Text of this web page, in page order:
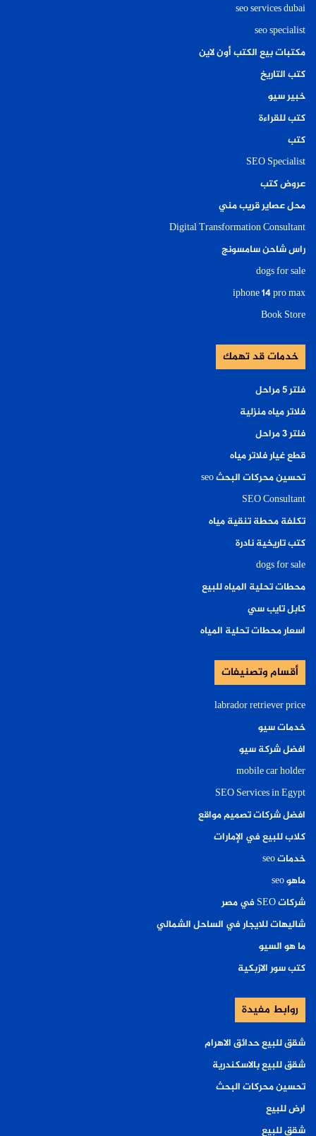
seo services dubai
seo specialist
مكتبات بيع الكتب أون لاين
كتب التاريخ
خبير سيو
كتب للقراءة
كتب
SEO Specialist
عروض كتب
محل عصاير قريب مني
Digital Transformation Consultant
راس شاحن سامسونج
dogs for sale
iphone 14 pro max
Book Store
خدمات قد تهمك
فلتر ٥ مراحل
فلاتر مياه منزلية
فلتر ٣ مراحل
قطع غيار فلاتر مياه
تحسين محركات البحث seo
SEO Consultant
تكلفة محطة تنقية مياه
كتب تاريخية نادرة
dogs for sale
محطات تحلية المياه للبيع
كابل تايب سي
اسعار محطات تحلية المياه
أقسام وتصنيفات
labrador retriever price
خدمات سيو
افضل شركة سيو
mobile car holder
SEO Services in Egypt
افضل شركات تصميم مواقع
كلاب للبيع في الإمارات
خدمات seo
ماهو seo
شركات SEO في مصر
شاليهات للايجار في الساحل الشمالي
ما هو السيو
كتب سور الازبكية
روابط مفيدة
شقق للبيع حدائق الاهرام
شقق للبيع بالاسكندرية
تحسين محركات البحث
ارض للبيع
شقق للبيع